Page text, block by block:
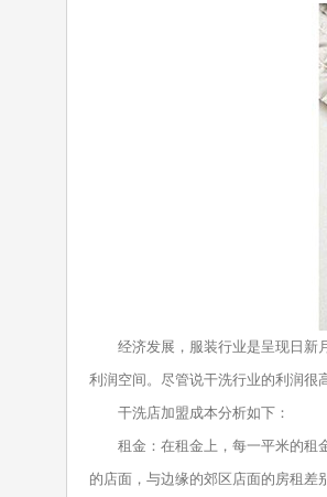
经济发展，服装行业是呈现日新月
利润空间。尽管说干洗行业的利润很
干洗店加盟成本分析如下：
租金：在租金上，每一平米的租金
的店面，与边缘的郊区店面的房租差